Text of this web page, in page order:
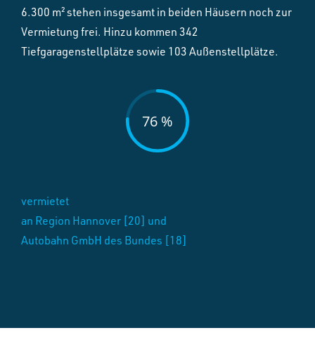
6.300 m² stehen insgesamt in beiden Häusern noch zur
Vermietung frei. Hinzu kommen 342
Tiefgaragenstellplätze sowie 103 Außenstellplätze.
76 %
vermietet
an Region Hannover [20] und
Autobahn GmbH des Bundes [18]